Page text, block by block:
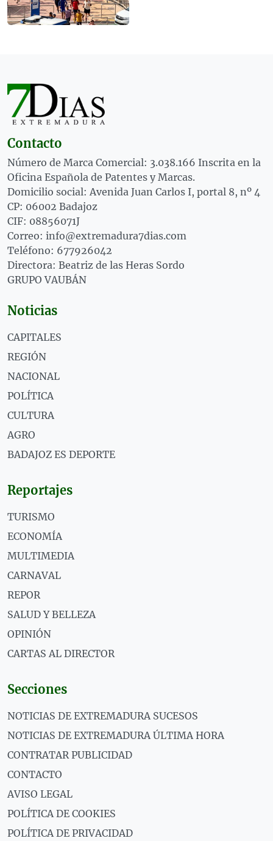
Contacto
Número de Marca Comercial: 3.038.166 Inscrita en la
Oficina Española de Patentes y Marcas.
Domicilio social: Avenida Juan Carlos I, portal 8, nº 4
CP: 06002 Badajoz
CIF: 08856071J
Correo: info@extremadura7dias.com
Teléfono: 677926042
Directora: Beatriz de las Heras Sordo
GRUPO VAUBÁN
Noticias
CAPITALES
REGIÓN
NACIONAL
POLÍTICA
CULTURA
AGRO
BADAJOZ ES DEPORTE
Reportajes
TURISMO
ECONOMÍA
MULTIMEDIA
CARNAVAL
REPOR
SALUD Y BELLEZA
OPINIÓN
CARTAS AL DIRECTOR
Secciones
NOTICIAS DE EXTREMADURA SUCESOS
NOTICIAS DE EXTREMADURA ÚLTIMA HORA
CONTRATAR PUBLICIDAD
CONTACTO
AVISO LEGAL
POLÍTICA DE COOKIES
POLÍTICA DE PRIVACIDAD